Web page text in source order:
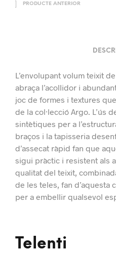
PRODUCTE ANTERIOR
L’envolupant volum teixit
abraça l’acollidor i
joc de formes i textures
de la col·lecció Argo. L’ús
sintètiques per a
braços i la tapisseria
d’assecat ràpid fan que
sigui pràctic i resistent als
qualitat del teixit,
de les teles, fan d’aquesta
per a embellir qualsevol
Telenti